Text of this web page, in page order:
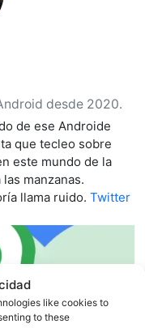
like cookies to
to these
desde 2020.
de ese Androide
que tecleo sobre
este mundo de la
manzanas.
llama ruido. Twitter